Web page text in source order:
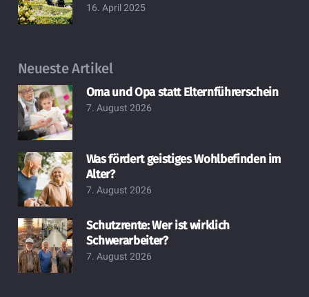
16. April 2025
Neueste Artikel
Oma und Opa statt Elternführerschein
7. August 2026
Was fördert geistiges Wohlbefinden im
Alter?
7. August 2026
Schutzrente: Wer ist wirklich
Schwerarbeiter?
7. August 2026